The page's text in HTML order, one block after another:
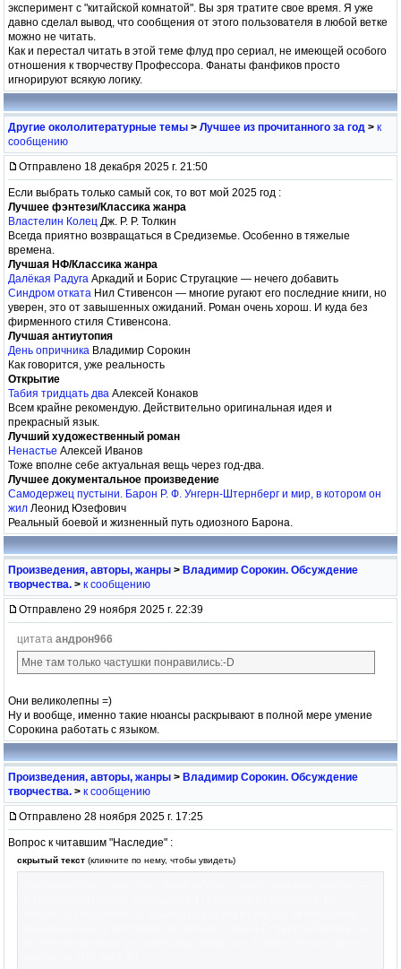
эксперимент с "китайской комнатой". Вы зря тратите свое время. Я уже
давно сделал вывод, что сообщения от этого пользователя в любой ветке
можно не читать.
Как и перестал читать в этой теме флуд про сериал, не имеющей особого
отношения к творчеству Профессора. Фанаты фанфиков просто
игнорируют всякую логику.
Другие окололитературные темы > Лучшее из прочитанного за год > к
сообщению
Отправлено 18 декабря 2025 г. 21:50
Если выбрать только самый сок, то вот мой 2025 год :
Лучшее фэнтези/Классика жанра
Властелин Колец Дж. Р. Р. Толкин
Всегда приятно возвращаться в Средиземье. Особенно в тяжелые
времена.
Лучшая НФ/Классика жанра
Далёкая Радуга Аркадий и Борис Стругацкие — нечего добавить
Синдром отката Нил Стивенсон — многие ругают его последние книги, но
уверен, это от завышенных ожиданий. Роман очень хорош. И куда без
фирменного стиля Стивенсона.
Лучшая антиутопия
День опричника Владимир Сорокин
Как говорится, уже реальность
Открытие
Табия тридцать два Алексей Конаков
Всем крайне рекомендую. Действительно оригинальная идея и
прекрасный язык.
Лучший художественный роман
Ненастье Алексей Иванов
Тоже вполне себе актуальная вещь через год-два.
Лучшее документальное произведение
Самодержец пустыни. Барон Р. Ф. Унгерн-Штернберг и мир, в котором он
жил Леонид Юзефович
Реальный боевой и жизненный путь одиозного Барона.
Произведения, авторы, жанры > Владимир Сорокин. Обсуждение
творчества. > к сообщению
Отправлено 29 ноября 2025 г. 22:39
цитата андрон966
Мне там только частушки понравились:-D
Они великолепны =)
Ну и вообще, именно такие нюансы раскрывают в полной мере умение
Сорокина работать с языком.
Произведения, авторы, жанры > Владимир Сорокин. Обсуждение
творчества. > к сообщению
Отправлено 28 ноября 2025 г. 17:25
Вопрос к читавшим "Наследие" :
скрытый текст (кликните по нему, чтобы увидеть)